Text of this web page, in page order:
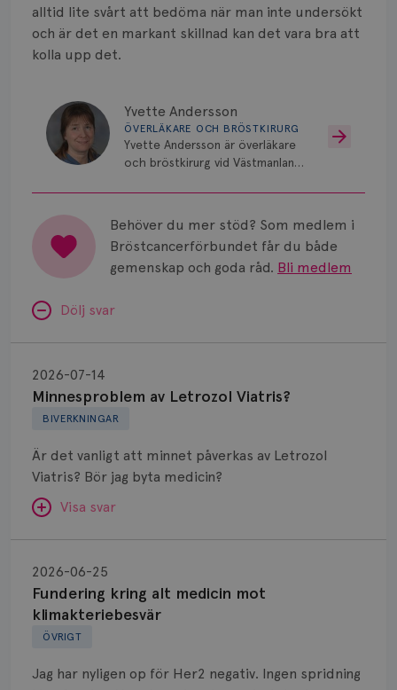
alltid lite svårt att bedöma när man inte undersökt
och är det en markant skillnad kan det vara bra att
kolla upp det.
Yvette Andersson
ÖVERLÄKARE OCH BRÖSTKIRURG
Yvette Andersson är överläkare
och bröstkirurg vid Västmanlands
Behöver du mer stöd? Som medlem i
Bröstcancerförbundet får du både
gemenskap och goda råd. Bli medlem
Dölj svar
BIVERKNINGAR
Minnesproblem av Letrozol Viatris?
2026-07-14
Är det vanligt att minnet påverkas av Letrozol
Viatris? Bör jag byta medicin?
Visa svar
SVAR:
Hej. Oavsett vilken hormonsänkande behandling
(men även cytostatika) man får så kan en del
uppleva negativ påverkan på minnet. Prata din
märke eller annan aromatashämmare. Det kan ofta
Letrozol
Viatris?
ÖVRIGT
Fundering kring alt medicin mot
klimakteriebesvär
2026-06-25
Jag har nyligen op för Her2 negativ. Ingen spridning
kring
medicin
Spridd bröstcancer
Strålning